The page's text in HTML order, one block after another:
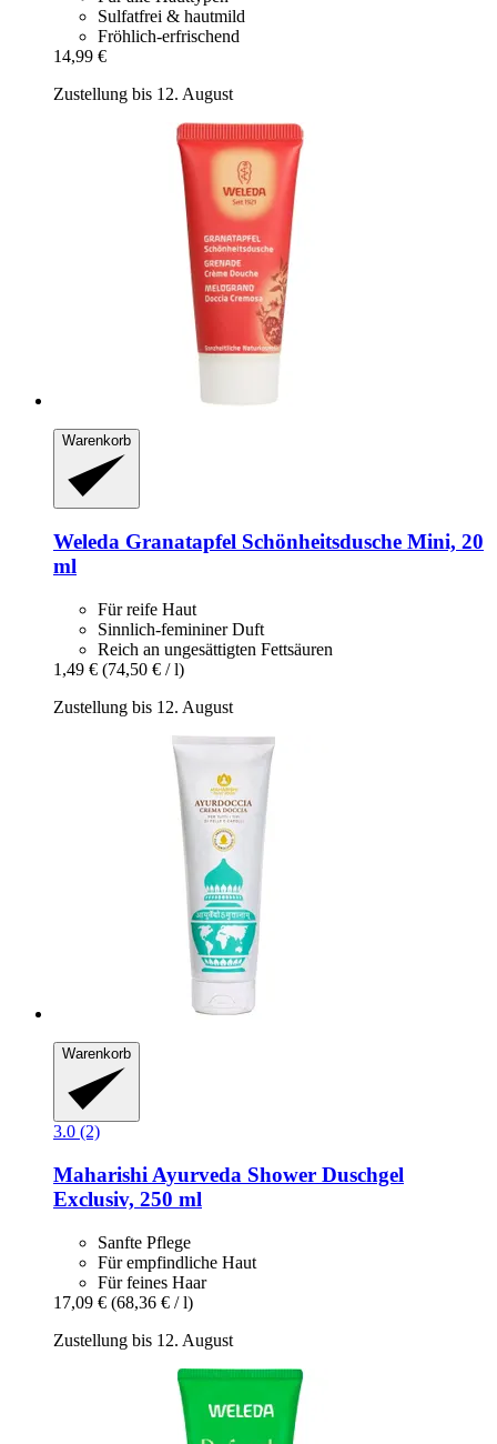
Sulfatfrei & hautmild
Fröhlich-erfrischend
14,99 €
Zustellung bis 12. August
Warenkorb
Weleda Granatapfel Schönheitsdusche Mini, 20
ml
Für reife Haut
Sinnlich-femininer Duft
Reich an ungesättigten Fettsäuren
1,49 € (74,50 € / l)
Zustellung bis 12. August
Warenkorb
3.0 (2)
Maharishi Ayurveda Shower Duschgel
Exclusiv, 250 ml
Sanfte Pflege
Für empfindliche Haut
Für feines Haar
17,09 € (68,36 € / l)
Zustellung bis 12. August